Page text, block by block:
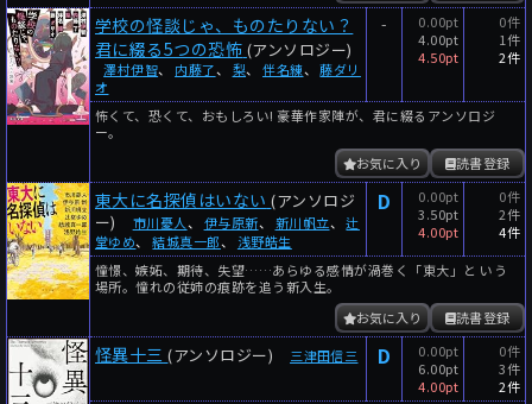
学校の怪談じゃ、ものたりない？
君に綴る5つの恐怖 (アンソロジー)
澤村伊智、 内藤了、 梨、伴名練、藤ダリ
オ
-
0.00pt
4.00pt
4.50pt
0件
1件
2件
怖くて、恐くて、おもしろい! 豪華作家陣が、君に綴るアンソロジ
ー。
読書登録
お気に入り
東大に名探偵はいない (アンソロジ
ー)
市川憂人、 伊与原新、 新川帆立、辻
堂ゆめ、結城真一郎、 浅野皓生
D
0.00pt
3.50pt
4.00pt
0件
2件
4件
憧憬、嫉妬、期待、失望……あらゆる感情が渦巻く「東大」と いう
場所。憧れの従姉の痕跡を追う新入生。
読書登録
お気に入り
怪異十三 (アンソロジー) 三津田信三 D
0.00pt
6.00pt
4.00pt
0件
3件
2件